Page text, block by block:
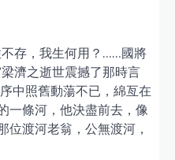
存，我生何用？……國將
濟之逝世震撼了那時言
中照舊動蕩不已，綿亙在
一條河，他決盡前去，像
位渡河老翁，公無渡河，